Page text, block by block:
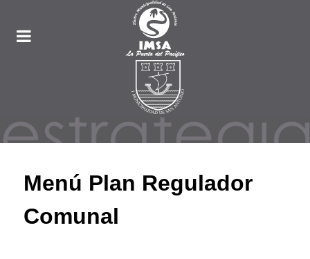
Menú Plan Regulador
Comunal